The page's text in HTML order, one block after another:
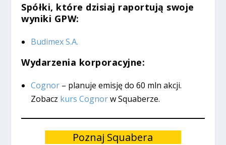
Spółki, które dzisiaj raportują swoje
wyniki GPW:
Budimex S.A.
Wydarzenia korporacyjne:
Cognor– planuje emisję do 60 mln akcji.
Zobacz kurs Cognorw Squaberze.
Poznaj Squabera